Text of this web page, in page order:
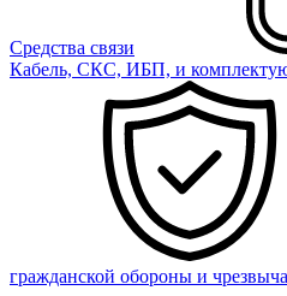
Средства связи
Кабель, СКС, ИБП, и
гражданской обороны и